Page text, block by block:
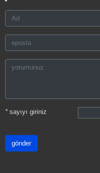
*sayıyı giriniz
gönder